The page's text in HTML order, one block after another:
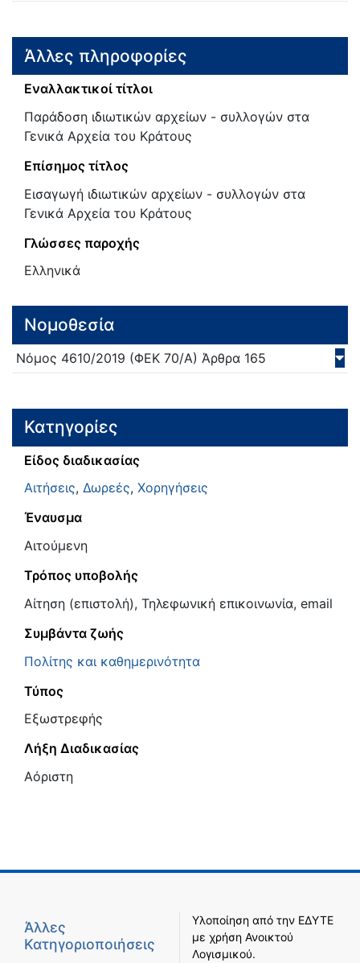
Άλλες πληροφορίες
Εναλλακτικοί τίτλοι
Παράδοση ιδιωτικών αρχείων - συλλογών στα
Γενικά Αρχεία του Κράτους
Επίσημος τίτλος
Εισαγωγή ιδιωτικών αρχείων - συλλογών στα
Γενικά Αρχεία του Κράτους
Γλώσσες παροχής
Ελληνικά
Νομοθεσία
Νόμος 4610/2019 (ΦΕΚ 70/Α) Άρθρα 165
Κατηγορίες
Είδος διαδικασίας
Αιτήσεις, Δωρεές, Χορηγήσεις
Έναυσμα
Αιτούμενη
Τρόπος υποβολής
Αίτηση (επιστολή), Τηλεφωνική επικοινωνία, email
Συμβάντα ζωής
Πολίτης και καθημερινότητα
Τύπος
Εξωστρεφής
Λήξη Διαδικασίας
Αόριστη
Άλλες
Κατηγοριοποιήσεις
Υλοποίηση από την ΕΔΥΤΕ
με χρήση Ανοικτού
Λογισμικού.